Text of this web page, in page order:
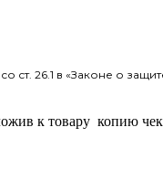
ст. 26.1 в «Законе о
к товару копию